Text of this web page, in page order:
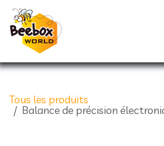
Se rendre au contenu
Tous les produits
Balance de précision